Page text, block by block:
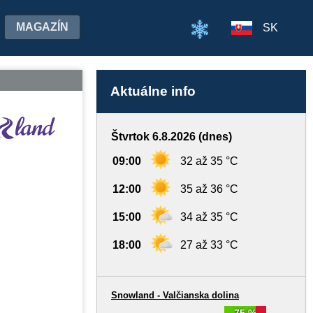
MAGAZÍN SK
Aktuálne info
Štvrtok 6.8.2026 (dnes)
09:00 32 až 35 °C
12:00 35 až 36 °C
15:00 34 až 35 °C
18:00 27 až 33 °C
Snowland - Valčianska dolina